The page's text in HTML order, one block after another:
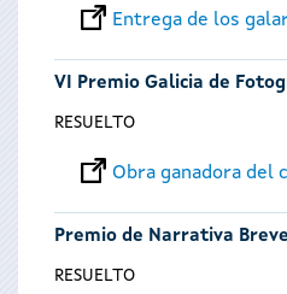
Entrega de los
VI Premio Galicia de
RESUELTO
Obra ganadora del
Premio de Narrativa
RESUELTO